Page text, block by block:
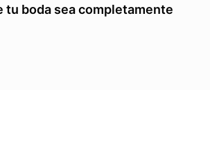
tu boda sea completamente